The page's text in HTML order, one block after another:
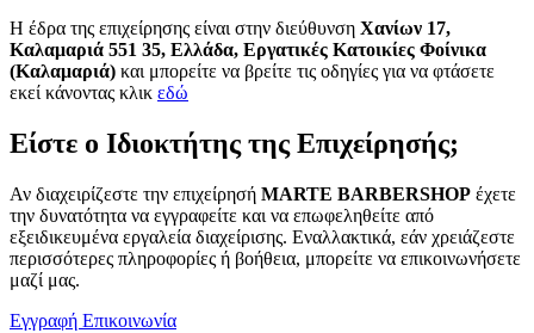
H έδρα της επιχείρησης είναι στην διεύθυνση Χανίων 17,
Καλαμαριά 551 35, Ελλάδα, Εργατικές Κατοικίες Φοίνικα
(Καλαμαριά) και μπορείτε να βρείτε τις οδηγίες για να φτάσετε
εκεί κάνοντας κλικ εδώ
Είστε ο Ιδιοκτήτης της Επιχείρησής;
Αν διαχειρίζεστε την επιχείρησή MARTE BARBERSHOP έχετε
την δυνατότητα να εγγραφείτε και να επωφεληθείτε από
εξειδικευμένα εργαλεία διαχείρισης. Εναλλακτικά, εάν χρειάζεστε
περισσότερες πληροφορίες ή βοήθεια, μπορείτε να επικοινωνήσετε
μαζί μας.
Εγγραφή Επικοινωνία